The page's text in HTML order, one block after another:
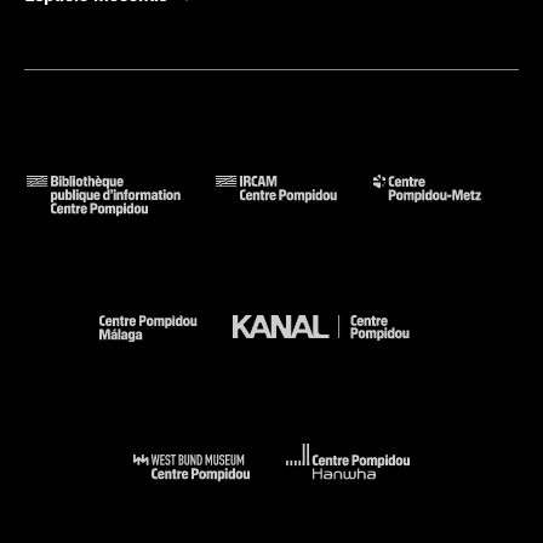
Voir la notice sur le portail de la Bibliothèque Kandinsky
Vente Impressionist and Modern Art, Part I. Property from the
collection of André-François Petit Paris, from the late
Malcolm Bendon, sold by order of the Executors : Londres,
Die andere Moderne - De Chirico / Savinio : Düsseldorf,
Ruit : Hatje Cantz, 2001 (sous la dir. de Paolo Baldacci et
Wieland Schmied) (cat. n° 27) . N° isbn 3-7757-1071-X